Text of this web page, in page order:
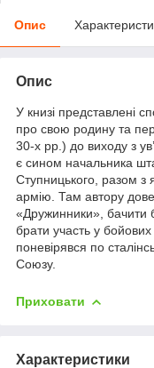
Опис
Опис
У книзі представлені
про свою родину та
30-х pp.) до виходу з
є сином начальника
Ступницького, разом з
армію. Там автору
«Дружинники», бачити
брати участь у
поневірявся по
Союзу.
Приховати
Характеристики